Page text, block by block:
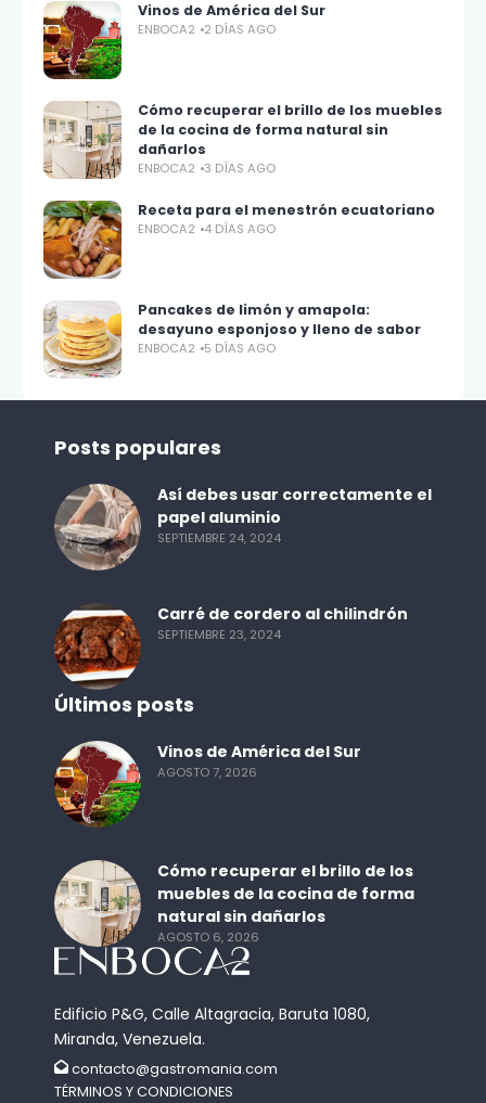
Vinos de América del Sur
ENBOCA2 2 DÍAS AGO
Cómo recuperar el brillo de los muebles
de la cocina de forma natural sin
dañarlos
ENBOCA2 3 DÍAS AGO
Receta para el menestrón ecuatoriano
ENBOCA2 4 DÍAS AGO
Pancakes de limón y amapola:
desayuno esponjoso y lleno de sabor
ENBOCA2 5 DÍAS AGO
Edificio P&G, Calle Altagracia, Baruta 1080,
Miranda, Venezuela.
contacto@gastromania.com
TÉRMINOS Y CONDICIONES
Posts populares
Así debes usar correctamente el
papel aluminio
SEPTIEMBRE 24, 2024
Carré de cordero al chilindrón
SEPTIEMBRE 23, 2024
Últimos posts
Vinos de América del Sur
AGOSTO 7, 2026
Cómo recuperar el brillo de los
muebles de la cocina de forma
natural sin dañarlos
AGOSTO 6, 2026